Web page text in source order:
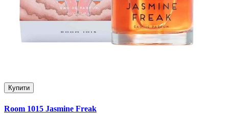
Купити
Room 1015 Jasmine Freak